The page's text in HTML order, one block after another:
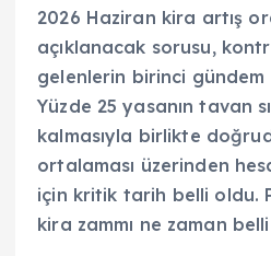
2026 Haziran kira artış
açıklanacak sorusu,
gelenlerin birinci gündem
Yüzde 25 yasanın tavan
kalmasıyla birlikte
ortalaması üzerinden
için kritik tarih belli oldu.
kira zammı ne zaman